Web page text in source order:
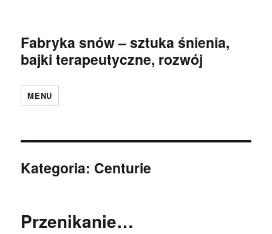
Fabryka snów – sztuka śnienia,
bajki terapeutyczne, rozwój
MENU
Kategoria: Centurie
Przenikanie…